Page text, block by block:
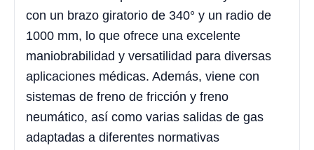
con un brazo giratorio de 340° y un radio de
1000 mm, lo que ofrece una excelente
maniobrabilidad y versatilidad para diversas
aplicaciones médicas. Además, viene con
sistemas de freno de fricción y freno
neumático, así como varias salidas de gas
adaptadas a diferentes normativas